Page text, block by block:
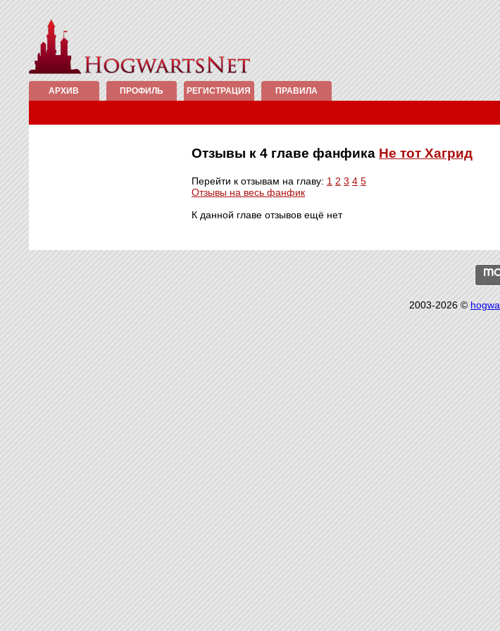
АРХИВ ПРОФИЛЬ РЕГИСТРАЦИЯ ПРАВИЛА
Отзывы к 4 главе фанфика Не тот Хагрид
Перейти к отзывам на главу: 1 2 3 4 5
Отзывы на весь фанфик
К данной главе отзывов ещё нет
2003-2026 ©